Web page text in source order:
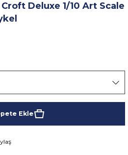
Deluxe 1/10 Art Scale
Ekle